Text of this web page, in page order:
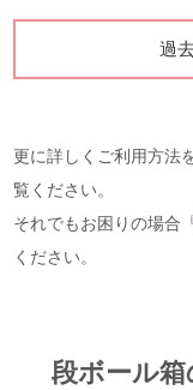
過
更に詳しくご利用方法
覧ください。
それでもお困りの場合
ください。
段ボール